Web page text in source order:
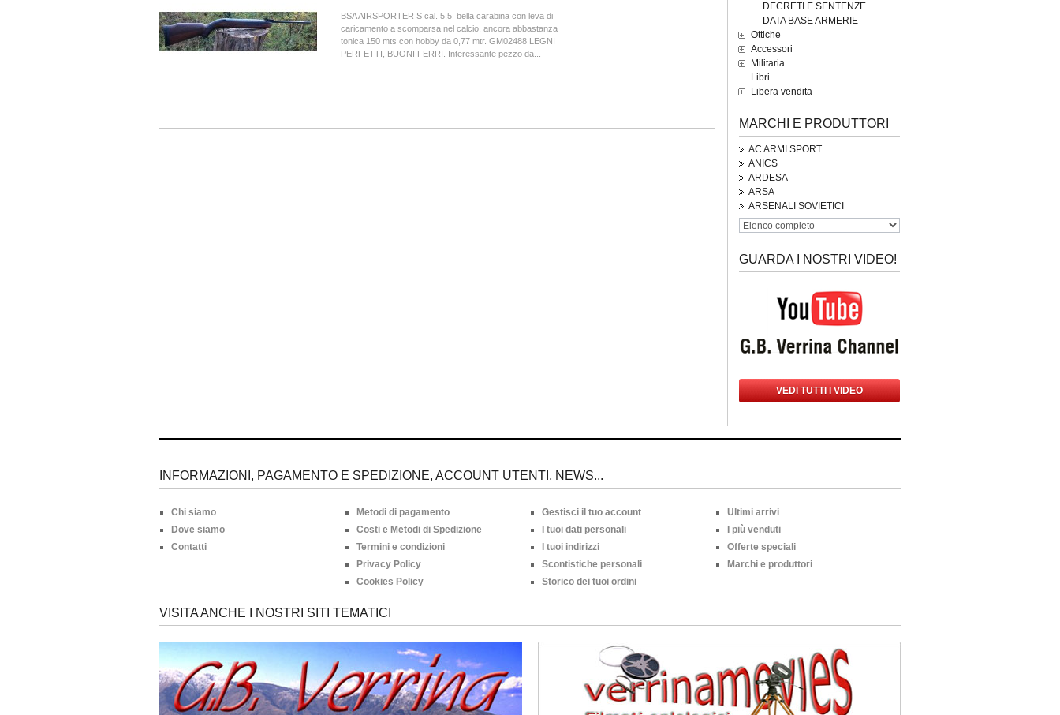
BSA AIRSPORTER S cal. 5,5 bella carabina con leva di
caricamento a scomparsa nel calcio, ancora abbastanza
tonica 150 mts con hobby da 0,77 mtr. GM02488 LEGNI
PERFETTI, BUONI FERRI. Interessante pezzo da...
DECRETI E SENTENZE
DATA BASE ARMERIE
Ottiche
Accessori
Militaria
Libri
Libera vendita
MARCHI E PRODUTTORI
AC ARMI SPORT
ANICS
ARDESA
ARSA
ARSENALI SOVIETICI
GUARDA I NOSTRI VIDEO!
VEDI TUTTI I VIDEO
INFORMAZIONI, PAGAMENTO E SPEDIZIONE, ACCOUNT UTENTI, NEWS...
Chi siamo
Dove siamo
Contatti
Metodi di pagamento
Costi e Metodi di Spedizione
Termini e condizioni
Privacy Policy
Cookies Policy
Gestisci il tuo account
I tuoi dati personali
I tuoi indirizzi
Scontistiche personali
Storico dei tuoi ordini
Ultimi arrivi
I più venduti
Offerte speciali
Marchi e produttori
VISITA ANCHE I NOSTRI SITI TEMATICI